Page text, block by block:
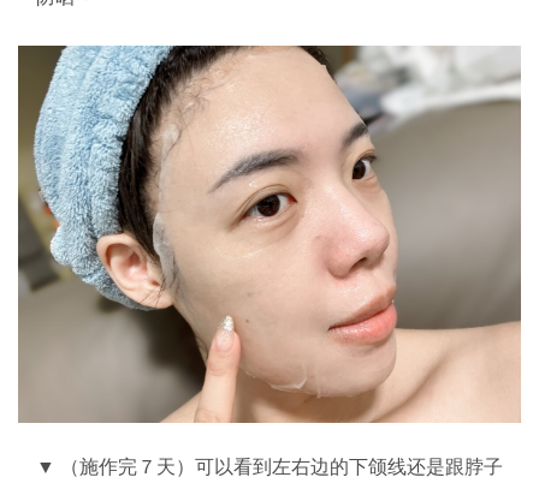
▼ （施作完７天）可以看到左右边的下颌线还是跟脖子